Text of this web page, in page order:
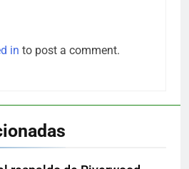
in to post a comment.